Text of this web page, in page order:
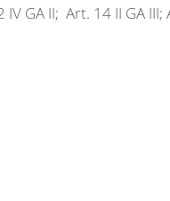
GA II; Art. 14 II GA III;